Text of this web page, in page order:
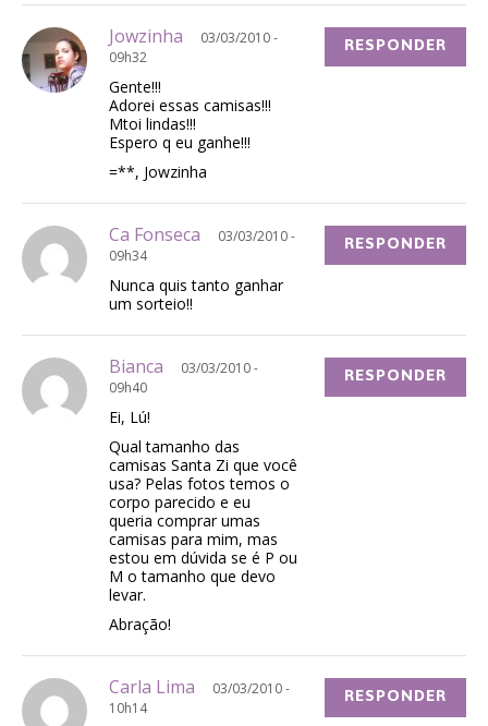
Jowzinha
03/03/2010 -
09h32
Gente!!!
Adorei essas camisas!!!
Mtoi lindas!!!
Espero q eu ganhe!!!
=**, Jowzinha
RESPONDER
Ca Fonseca
03/03/2010 -
09h34
Nunca quis tanto ganhar
um sorteio!!
RESPONDER
Bianca
03/03/2010 -
09h40
Ei, Lú!
Qual tamanho das
camisas Santa Zi que você
usa? Pelas fotos temos o
corpo parecido e eu
queria comprar umas
camisas para mim, mas
estou em dúvida se é P ou
M o tamanho que devo
levar.
Abração!
RESPONDER
Carla Lima
03/03/2010 -
10h14
RESPONDER